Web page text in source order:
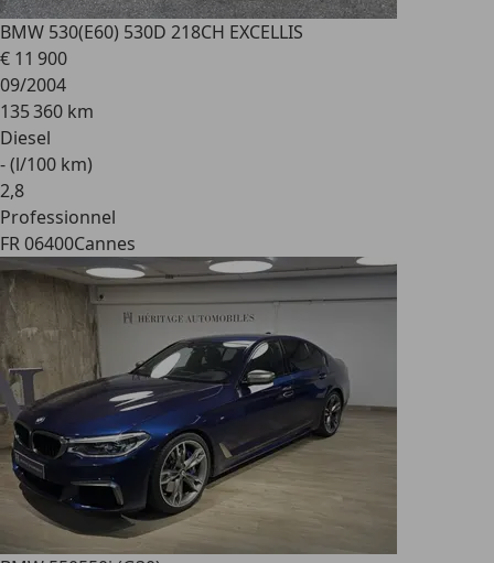
BMW 530(E60) 530D 218CH EXCELLIS
€ 11 900
09/2004
135 360 km
Diesel
- (l/100 km)
2,8
Professionnel
FR 06400Cannes